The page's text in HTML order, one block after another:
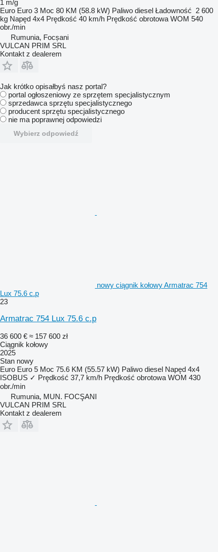
1 m/g
Euro Euro 3 Moc 80 KM (58.8 kW) Paliwo diesel Ładowność 2 600
kg Napęd 4x4 Prędkość 40 km/h Prędkość obrotowa WOM 540
obr./min
Rumunia, Focșani
VULCAN PRIM SRL
Kontakt z dealerem
Jak krótko opisałbyś nasz portal?
portal ogłoszeniowy ze sprzętem specjalistycznym
sprzedawca sprzętu specjalistycznego
producent sprzętu specjalistycznego
nie ma poprawnej odpowiedzi
Wybierz odpowiedź
nowy ciągnik kołowy Armatrac 754
Lux 75.6 c.p
23
Armatrac 754 Lux 75.6 c.p
36 600 € ≈ 157 600 zł
Ciągnik kołowy
2025
Stan nowy
Euro Euro 5 Moc 75.6 KM (55.57 kW) Paliwo diesel Napęd 4x4
ISOBUS ✓ Prędkość 37,7 km/h Prędkość obrotowa WOM 430
obr./min
Rumunia, MUN. FOCŞANI
VULCAN PRIM SRL
Kontakt z dealerem